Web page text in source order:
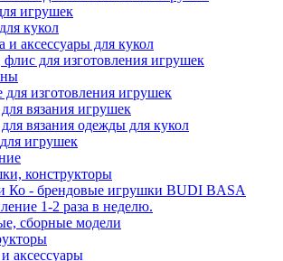
игрушек
кукол
и аксессуары для кукол
для изготовления игрушек
для изготовления игрушек
вязания игрушек
вязания одежды для кукол
игрушек
конструкторы
Ко - брендовые игрушки BUDI BASA
1-2 раза в неделю.
сборные модели
аксессуары